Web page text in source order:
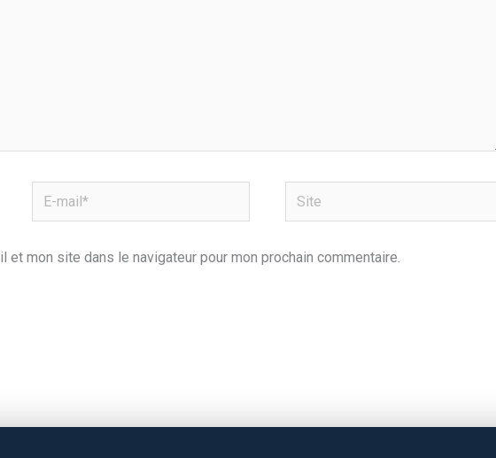
mail*
Site
et mon site dans le navigateur pour mon prochain commentaire.